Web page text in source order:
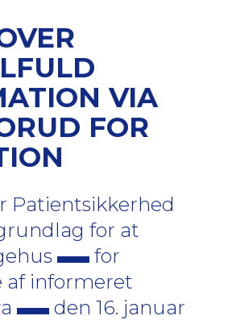
VIA
FOR
Patientsikkerhed
for at
for
af informeret
den 16. januar